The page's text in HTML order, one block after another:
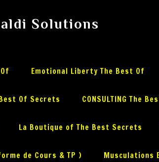
Solutions
Emotional Liberty The Best Of
Best Of Secrets CONSULTING The
La Boutique of The Best Secrets
de Cours & TP ) Musculations